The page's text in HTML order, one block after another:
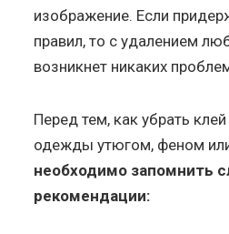
изображение. Если
правил, то с удалением
возникнет никаких
Перед тем, как убрать
одежды утюгом, феном
необходимо запомнить
рекомендации: